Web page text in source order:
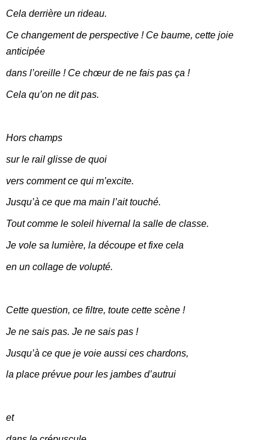
Cela derrière un rideau.
Ce changement de perspective ! Ce baume, cette joie
anticipée
dans l’oreille ! Ce chœur de ne fais pas ça !
Cela qu’on ne dit pas.
Hors champs
sur le railglisse de quoi
vers commentce qui m’excite.
Jusqu’à ce que ma main l’ait touché.
Tout comme le soleil hivernal la salle de classe.
Je vole sa lumière, la découpe et fixecela
en un collage de volupté.
Cette question, ce filtre, toute cette scène !
Je ne sais pas. Je ne sais pas !
Jusqu’à ce que je voie aussi ces chardons,
la place prévue pour les jambes d’autrui
et